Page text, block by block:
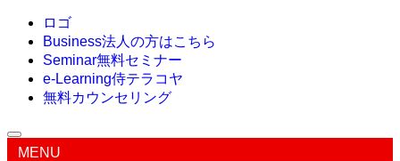
ロゴ
Business法人の方はこちら
Seminar無料セミナー
e-Learning侍テラコヤ
無料カウンセリング
MENU